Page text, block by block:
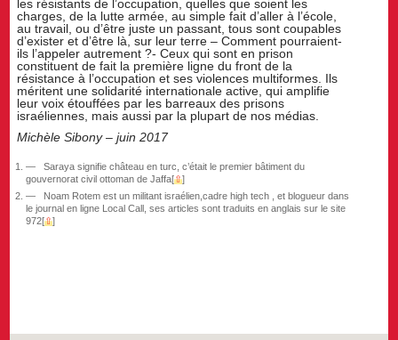
les résistants de l’occupation, quelles que soient les
charges, de la lutte armée, au simple fait d’aller à l’école,
au travail, ou d’être juste un passant, tous sont coupables
d’exister et d’être là, sur leur terre – Comment pourraient-
ils l’appeler autrement ?- Ceux qui sont en prison
constituent de fait la première ligne du front de la
résistance à l’occupation et ses violences multiformes. Ils
méritent une solidarité internationale active, qui amplifie
leur voix étouffées par les barreaux des prisons
israéliennes, mais aussi par la plupart de nos médias.
Michèle Sibony – juin 2017
Saraya signifie château en turc, c’était le premier bâtiment du
gouvernorat civil ottoman de Jaffa[⇧]
Noam Rotem est un militant israélien,cadre high tech , et blogueur dans
le journal en ligne Local Call, ses articles sont traduits en anglais sur le site
972[⇧]